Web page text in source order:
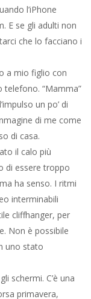
l’iPhone
E se gli adulti non
che lo facciano i
a mio figlio con
“Mamma”
un po’ di
di me come
di casa.
il calo più
di essere troppo
ha senso. I ritmi
interminabili
cliffhanger, per
Non è possibile
uno stato
schermi. C’è una
primavera,